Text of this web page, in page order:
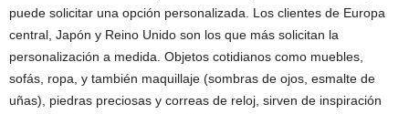
puede solicitar una opción personalizada. Los clientes de Europa
central, Japón y Reino Unido son los que más solicitan la
personalización a medida. Objetos cotidianos como muebles,
sofás, ropa, y también maquillaje (sombras de ojos, esmalte de
uñas), piedras preciosas y correas de reloj, sirven de inspiración